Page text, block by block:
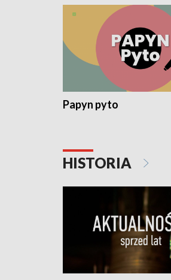
Papyn pyto
HISTORIA